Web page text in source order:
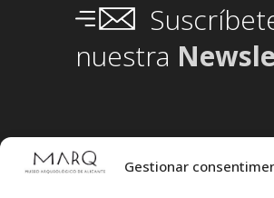
Gestionar
nuestra